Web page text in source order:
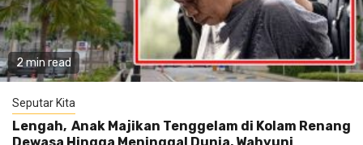
2 min read
Seputar Kita
Lengah, Anak Majikan Tenggelam di Kolam Renang
Dewasa Hingga Meninggal Dunia, Wahyuni